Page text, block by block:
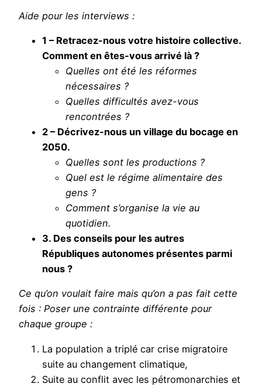
Aide pour les interviews :
1 – Retracez-nous votre histoire collective.
Comment en êtes-vous arrivé là ?
Quelles ont été les réformes
nécessaires ?
Quelles difficultés avez-vous
rencontrées ?
2 – Décrivez-nous un village du bocage en
2050.
Quelles sont les productions ?
Quel est le régime alimentaire des
gens ?
Comment s’organise la vie au
quotidien.
3. Des conseils pour les autres
Républiques autonomes présentes parmi
nous ?
Ce qu’on voulait faire mais qu’on a pas fait cette
fois : Poser une contrainte différente pour
chaque groupe :
La population a triplé car crise migratoire
suite au changement climatique,
Suite au conflit avec les pétromonarchies et